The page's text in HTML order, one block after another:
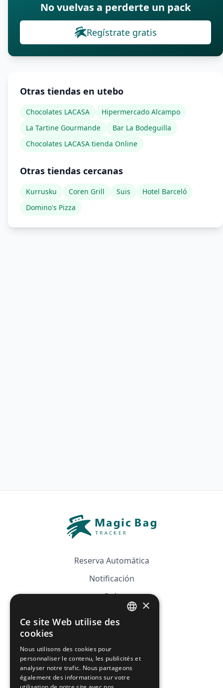
No vuelvas a perderte un pack
Regístrate gratis
Otras tiendas en utebo
Chocolates LACASA
Hipermercado Alcampo
La Tartine Gourmande
Bar La Bodeguilla
Chocolates LACASA tienda Online
Otras tiendas cercanas
Kurrusku Coren Grill Suis
Hotel Barceló
Domino's Pizza
Reserva Automática
Notificación
Guía
FAQ
CGV
×
Ce site Web utilise des
cookies
Nous utilisons des cookies pour
personnaliser le contenu, les publicités et
analyser notre trafic. Nous partageons
également des informations sur votre